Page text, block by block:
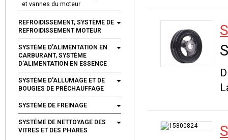
et vannes du moteur
REFROIDISSEMENT, SYSTÈME DE
REFROIDISSEMENT MOTEUR
SYSTÈME D'ALIMENTATION EN
CARBURANT, SYSTÈME
D'ALIMENTATION EN ESSENCE
SYSTÈME D'ALLUMAGE ET DE
BOUGIES DE PRÉCHAUFFAGE
SYSTÈME DE FREINAGE
SYSTÈME DE NETTOYAGE DES
VITRES ET DES PHARES